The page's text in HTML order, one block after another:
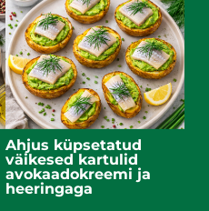
Ahjus küpsetatud
väikesed kartulid
avokaadokreemi ja
heeringaga